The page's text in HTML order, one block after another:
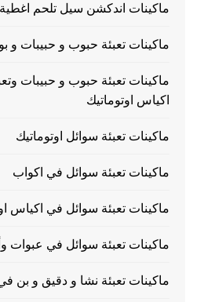
ماكينات اندكشن سيل تلحم اغطية
ماكينات تعبئة حبوب و حبيبات و
ماكينات تعبئة حبوب و حبيبات
اكياس اوتوماتيك
ماكينات تعبئة سوائل اوتوماتيك
ماكينات تعبئة سوائل في اكواب
ماكينات تعبئة سوائل في اكياس
ماكينات تعبئة سوائل في عبوات
ماكينات تعبئة نشا و دقيق و بن